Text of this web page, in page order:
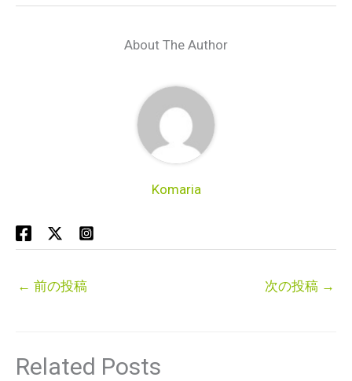
About The Author
Komaria
← 前の投稿 次の投稿 →
Related Posts